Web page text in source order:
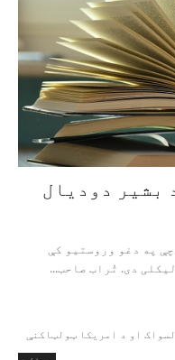
بشیر دودیال
په دغو وروستیو کې
دی. تُراب صاحب...